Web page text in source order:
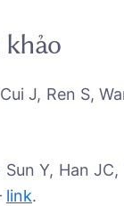
J, Ren S,
Y, Han
link.